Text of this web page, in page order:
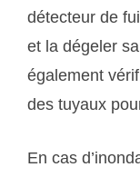
détecteur de
et la dégeler
également
des tuyaux
En cas